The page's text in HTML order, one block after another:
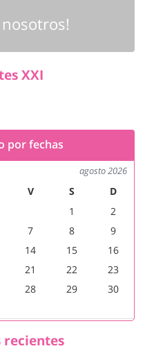
nosotros!
XXI
por fechas
agosto 2026
V S
D
1
2
7 8
9
14 15
16
21 22
23
28 29
30
recientes